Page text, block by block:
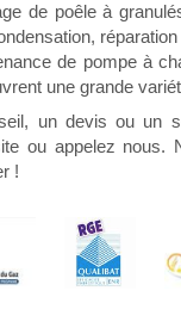
de poêle à
de pompe à
une grande
un devis ou un
ou appelez nous.
!